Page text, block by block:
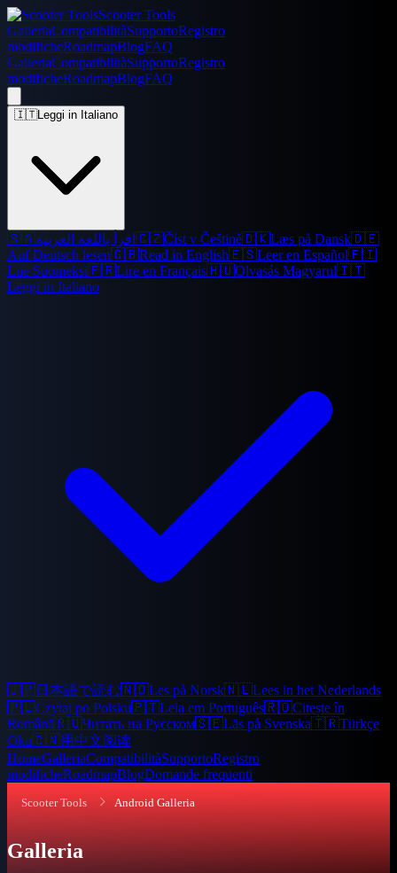
Scooter Tools
GalleriaCompatibilitàSupportoRegistro
modificheRoadmapBlogFAQ
GalleriaCompatibilitàSupportoRegistro
modificheRoadmapBlogFAQ
🇮🇹Leggi in Italiano
🇸🇦اقرأ باللغة العربية 🇨🇿Číst v Češtině🇩🇰Læs på Dansk🇩🇪
Auf Deutsch lesen🇬🇧Read in English🇪🇸Leer en Español🇫🇮
Lue Suomeksi🇫🇷Lire en Français🇭🇺Olvasás Magyarul🇮🇹
Leggi in Italiano
🇯🇵日本語で読む🇳🇴Les på Norsk🇳🇱Lees in het Nederlands
🇵🇱Czytaj po Polsku🇵🇹Leia em Português🇷🇴Citește în
Română🇷🇺Читать на Русском🇸🇪Läs på Svenska🇹🇷Türkçe
Oku🇨🇳用中文阅读
HomeGalleriaCompatibilitàSupportoRegistro
modificheRoadmapBlogDomande frequenti
Scooter Tools Android Galleria
Galleria